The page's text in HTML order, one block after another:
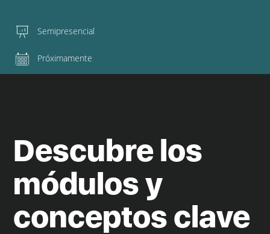
Semipresencial
Próximamente
Descubre los
módulos y
conceptos clave